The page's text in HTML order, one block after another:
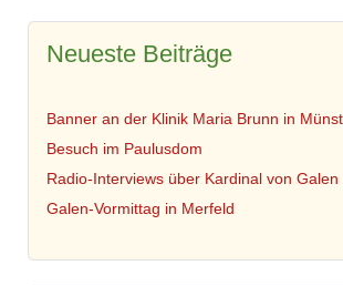
Neueste Beiträge
Banner an der Klinik Maria Brunn in
Besuch im Paulusdom
Radio-Interviews über Kardinal von Galen
Galen-Vormittag in Merfeld